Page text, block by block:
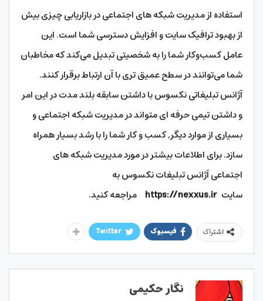
استفاده از مدیریت شبکه های اجتماعی در بازاریابی چیزی بیش
از بهبود ترافیک سایت و افزایش دسترسی شما است. این
عامل کسب‌وکار شما را به شخصیتی تبدیل می‌کند که مخاطبان
شما می‌توانند در سطح عمیق‌ تری با آن ارتباط برقرار کنند.
آژانس تبلیغاتی نکسوس با داشتن سابقه بلند مدت در این امر
و داشتن تیمی حرفه ای متواند در مدیریت شبکه اجتماعی و
بسیاری از موارد دیگر, کسب و کار شما را با رشد بسیار همراه
سازد. برای اطلاعات بیشتر در مورد مدیریت شبکه های
اجتماعی آژانس تبلیغات نکسوس به
سایت https://nexxus.ir مراجعه کنید.
اشتراک فیسبوک Twitter
نگار حکیمی